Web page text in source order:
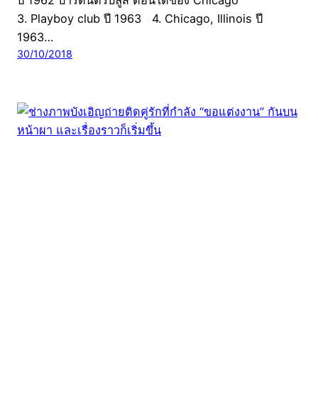
3. Playboy club ปี 1963 4. Chicago, Illinois ปี
1963…
30/10/2018